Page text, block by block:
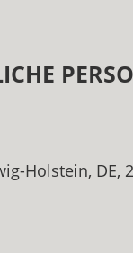
Holstein, DE,